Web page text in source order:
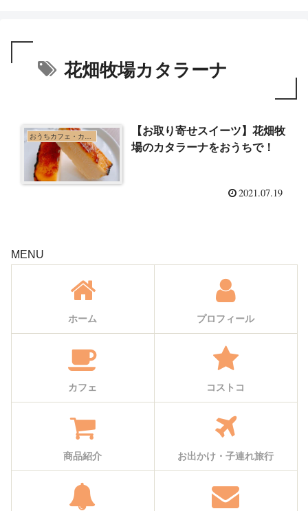
花畑牧場カタラーナ
【お取り寄せスイーツ】花畑牧
場のカタラーナをおうちで！
2021.07.19
MENU
ホーム プロフィール
カフェ コストコ
商品紹介 お出かけ・子連れ旅行